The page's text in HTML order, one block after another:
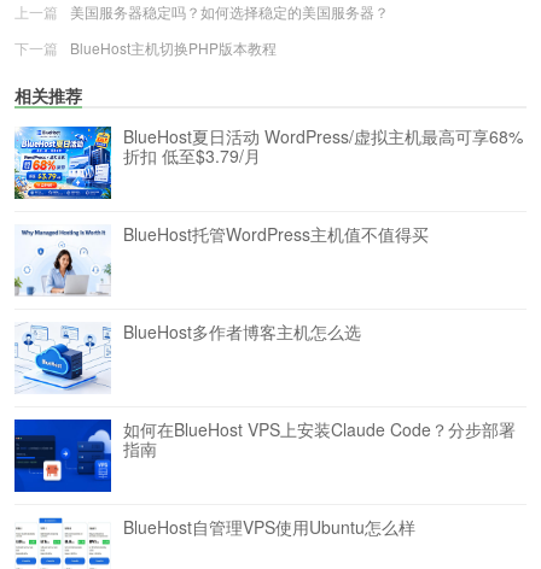
上一篇
美国服务器稳定吗？如何选择稳定的美国服务器？
下一篇
BlueHost主机切换PHP版本教程
相关推荐
BlueHost夏日活动 WordPress/虚拟主机最高可享68%
折扣 低至$3.79/月
BlueHost托管WordPress主机值不值得买
BlueHost多作者博客主机怎么选
如何在BlueHost VPS上安装Claude Code？分步部署
指南
BlueHost自管理VPS使用Ubuntu怎么样